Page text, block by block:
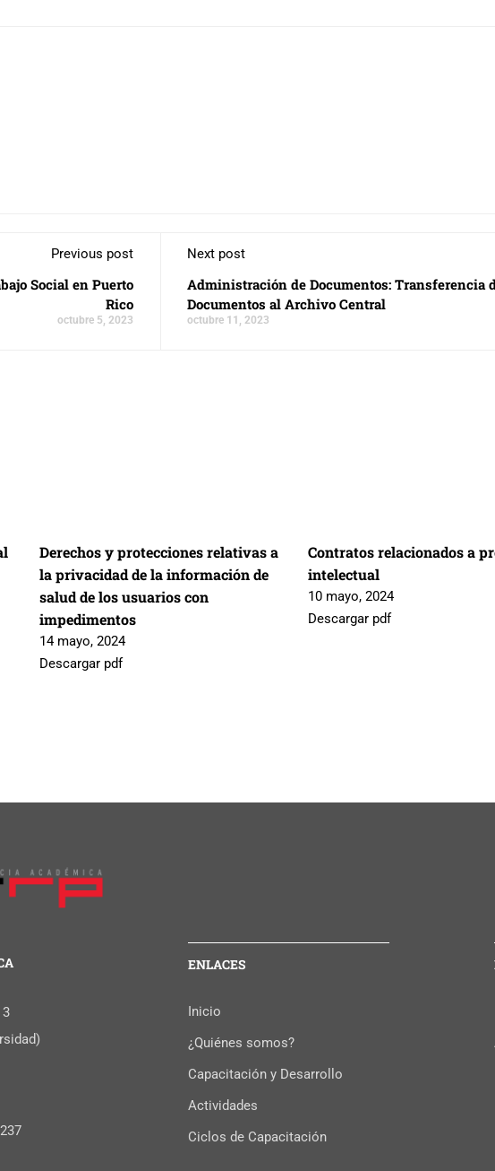
Previous post
Social en Puerto
Rico
octubre 5, 2023
Next post
Administración de Documentos: Transferencia
Documentos al Archivo Central
octubre 11, 2023
Derechos y protecciones relativas a
la privacidad de la información de
salud de los usuarios con
impedimentos
14 mayo, 2024
Descargar pdf
Contratos relacionados a
intelectual
10 mayo, 2024
Descargar pdf
ENLACES
Inicio
¿Quiénes somos?
Capacitación y Desarrollo
Actividades
Ciclos de Capacitación